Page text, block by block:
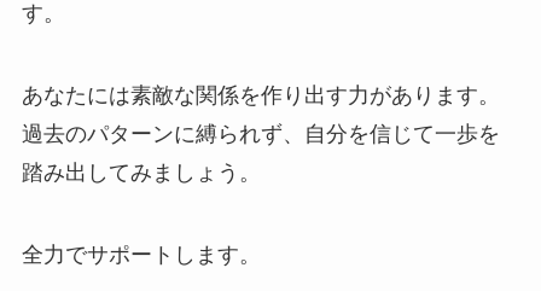
す。
あなたには素敵な関係を作り出す力があります。
過去のパターンに縛られず、自分を信じて一歩を
踏み出してみましょう。
全力でサポートします。